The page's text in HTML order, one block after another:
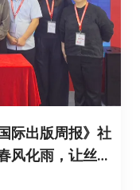
际出版周报》社
风化雨，让丝路